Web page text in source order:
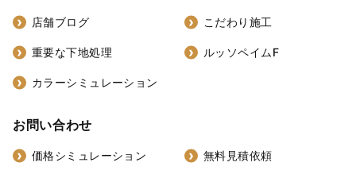
店舗ブログ こだわり施工
重要な下地処理 ルッソペイムF
カラーシミュレーション
お問い合わせ
価格シミュレーション 無料見積依頼